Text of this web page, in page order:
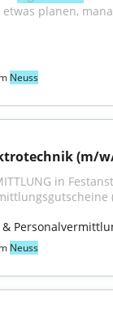
planen,
Neuss
(m/
in
&
Neuss